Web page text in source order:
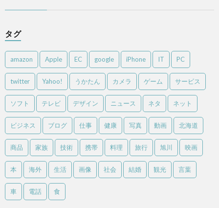
タグ
amazon Apple EC google iPhone IT PC
twitter Yahoo! うかたん カメラ ゲーム サービス
ソフト テレビ デザイン ニュース ネタ ネット
ビジネス ブログ 仕事 健康 写真 動画 北海道
商品 家族 技術 携帯 料理 旅行 旭川 映画
本 海外 生活 画像 社会 結婚 観光 言葉
車 電話 食